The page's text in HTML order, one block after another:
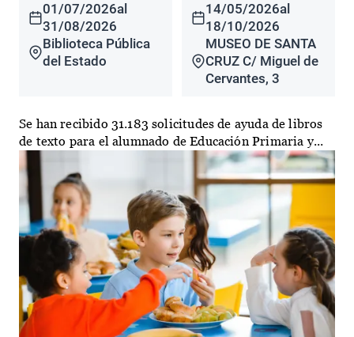
01/07/2026al
31/08/2026
Biblioteca Pública
del Estado
14/05/2026al
18/10/2026
MUSEO DE SANTA
CRUZ C/ Miguel de
Cervantes, 3
Se han recibido 31.183 solicitudes de ayuda de libros
de texto para el alumnado de Educación Primaria y...